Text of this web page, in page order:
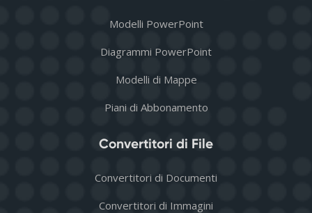
Modelli PowerPoint
Diagrammi PowerPoint
Modelli di Mappe
Piani di Abbonamento
Convertitori di File
Convertitori di Documenti
Convertitori di Immagini